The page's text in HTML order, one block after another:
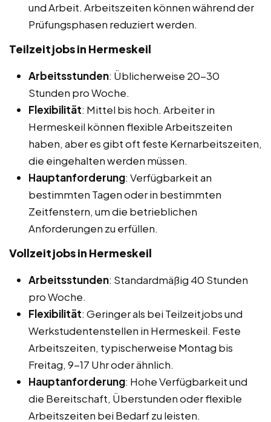
und Arbeit. Arbeitszeiten können während der
Prüfungsphasen reduziert werden.
Teilzeitjobs in Hermeskeil
Arbeitsstunden: Üblicherweise 20-30
Stunden pro Woche.
Flexibilität: Mittel bis hoch. Arbeiter in
Hermeskeil können flexible Arbeitszeiten
haben, aber es gibt oft feste Kernarbeitszeiten,
die eingehalten werden müssen.
Hauptanforderung: Verfügbarkeit an
bestimmten Tagen oder in bestimmten
Zeitfenstern, um die betrieblichen
Anforderungen zu erfüllen.
Vollzeitjobs in Hermeskeil
Arbeitsstunden: Standardmäßig 40 Stunden
pro Woche.
Flexibilität: Geringer als bei Teilzeitjobs und
Werkstudentenstellen in Hermeskeil. Feste
Arbeitszeiten, typischerweise Montag bis
Freitag, 9-17 Uhr oder ähnlich.
Hauptanforderung: Hohe Verfügbarkeit und
die Bereitschaft, Überstunden oder flexible
Arbeitszeiten bei Bedarf zu leisten.